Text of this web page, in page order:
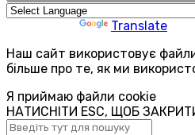
Translate
Наш сайт використовує
більше про те, як ми
Я приймаю файли cookie
НАТИСНІТИ ESC, ЩОБ